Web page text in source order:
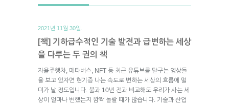
2021년 11월 30일.
[책] 기하급수적인 기술 발전과 급변하는 세상
을 다루는 두 권의 책
자율주행차, 메타버스, NFT 등 최근 유튜브를 달구는 영상들
을 보고 있자면 현기증 나는 속도로 변하는 세상의 흐름에 멀
미가 날 정도입니다. 불과 10년 전과 비교해도 우리가 사는 세
상이 얼마나 변했는지 깜짝 놀랄 때가 많습니다. 기술과 산업